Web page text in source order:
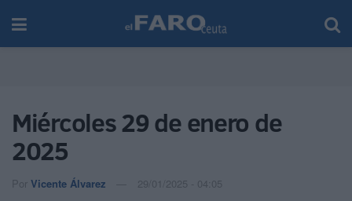
Miércoles 29 de enero de
2025
Por Vicente Álvarez 29/01/2025 - 04:05